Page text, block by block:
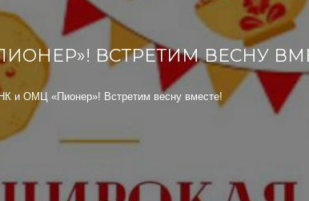
ВСТРЕТИМ ВЕСНУ
и ОМЦ «Пионер»! Встретим весну вместе!